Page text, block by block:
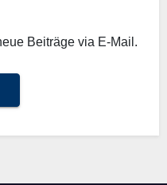
Beiträge via E-Mail.